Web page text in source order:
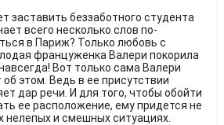
заставить беззаботного студента
всего несколько слов по-
в Париж? Только любовь с
француженка Валери покорила
Вот только сама Валери
этом. Ведь в ее присутствии
дар речи. И для того, чтобы обойти
ее расположение, ему придется не
нелепых и смешных ситуациях.